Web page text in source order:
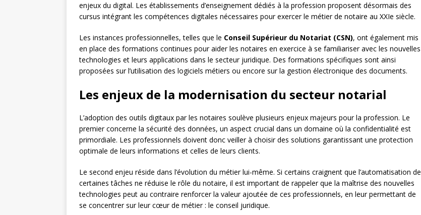
enjeux du digital. Les établissements d’enseignement dédiés à la profession proposent désormais des
cursus intégrant les compétences digitales nécessaires pour exercer le métier de notaire au XXIe siècle.
Les instances professionnelles, telles que le Conseil Supérieur du Notariat (CSN), ont également mis
en place des formations continues pour aider les notaires en exercice à se familiariser avec les nouvelles
technologies et leurs applications dans le secteur juridique. Des formations spécifiques sont ainsi
proposées sur l’utilisation des logiciels métiers ou encore sur la gestion électronique des documents.
Les enjeux de la modernisation du secteur notarial
L’adoption des outils digitaux par les notaires soulève plusieurs enjeux majeurs pour la profession. Le
premier concerne la sécurité des données, un aspect crucial dans un domaine où la confidentialité est
primordiale. Les professionnels doivent donc veiller à choisir des solutions garantissant une protection
optimale de leurs informations et celles de leurs clients.
Le second enjeu réside dans l’évolution du métier lui-même. Si certains craignent que l’automatisation de
certaines tâches ne réduise le rôle du notaire, il est important de rappeler que la maîtrise des nouvelles
technologies peut au contraire renforcer la valeur ajoutée de ces professionnels, en leur permettant de
se concentrer sur leur cœur de métier : le conseil juridique.